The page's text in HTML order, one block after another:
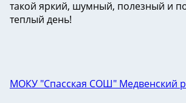
такой яркий, шумный, полезный и
теплый день!
МОКУ "Спасская СОШ" Медвенский